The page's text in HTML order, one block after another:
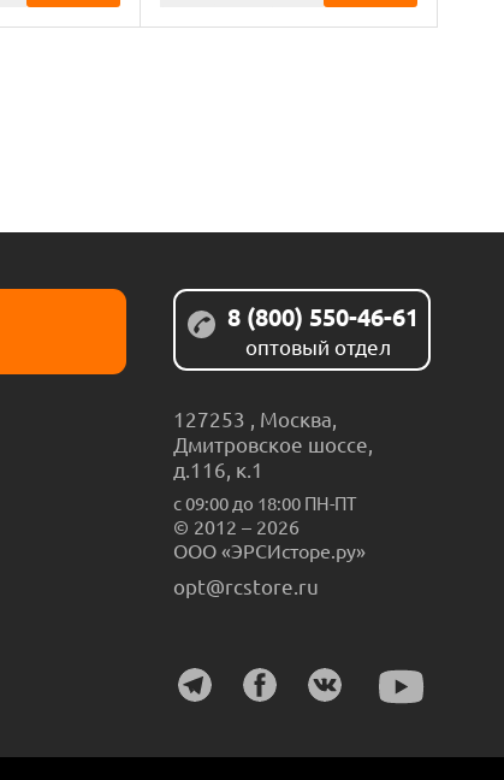
8 (800) 550-46-61
оптовый отдел
127253 Москва
Дмитровское шоссе,
д.116, к.1
с 09:00 до 18:00 ПН-ПТ
© 2012 – 2026
ООО «ЭРСИсторе.ру»
opt@rcstore.ru